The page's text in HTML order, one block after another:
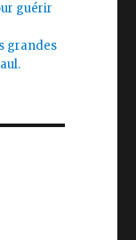
guérir
grandes